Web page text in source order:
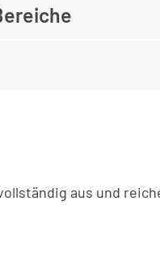
aus und